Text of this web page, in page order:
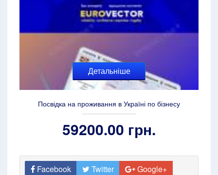
Детальніше
Посвідка на проживання в Україні по бізнесу
59200.00 грн.
Facebook Twitter
Google+